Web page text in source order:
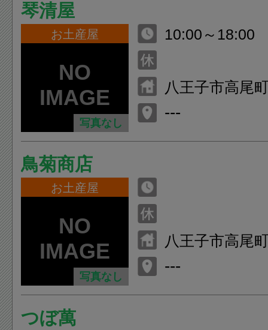
琴清屋
お土産屋
写真なし
10:00～18:00
八王子市高尾
---
鳥菊商店
お土産屋
写真なし
八王子市高尾
---
つぼ萬